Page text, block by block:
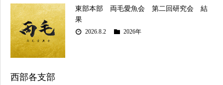
東部本部 両毛愛魚会 第二回研究会 結
果
2026.8.2 2026年
西部各支部